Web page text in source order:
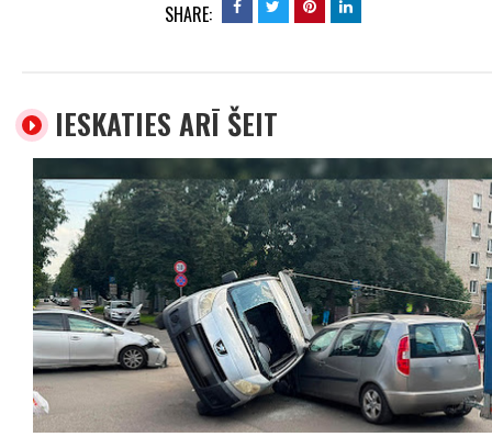
SHARE:
IESKATIES ARĪ ŠEIT